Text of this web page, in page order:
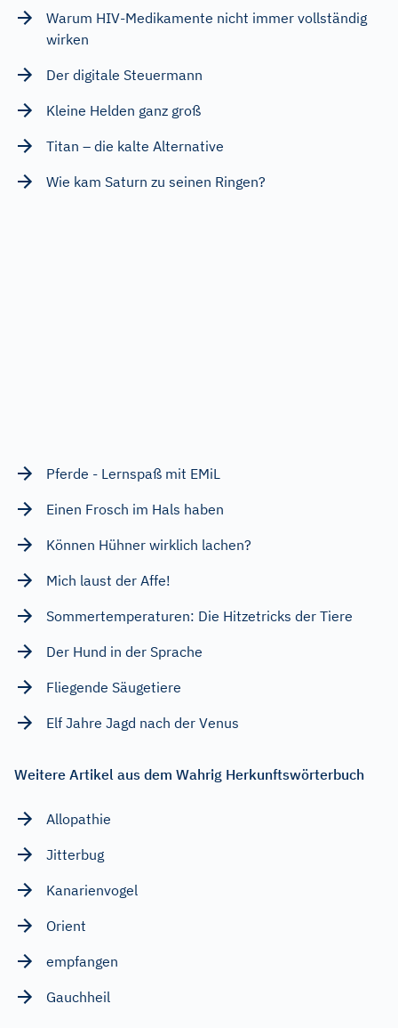
Warum HIV-Medikamente nicht immer vollständig
wirken
Der digitale Steuermann
Kleine Helden ganz groß
Titan – die kalte Alternative
Wie kam Saturn zu seinen Ringen?
Pferde - Lernspaß mit EMiL
Einen Frosch im Hals haben
Können Hühner wirklich lachen?
Mich laust der Affe!
Sommertemperaturen: Die Hitzetricks der Tiere
Der Hund in der Sprache
Fliegende Säugetiere
Elf Jahre Jagd nach der Venus
Weitere Artikel aus dem Wahrig Herkunftswörterbuch
Allopathie
Jitterbug
Kanarienvogel
Orient
empfangen
Gauchheil